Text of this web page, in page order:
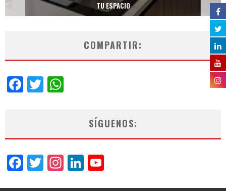
TU ESPACIO
COMPARTIR:
Facebook
Twitter
SÍGUENOS:
Facebook
Twitter
Instagram
LinkedIn